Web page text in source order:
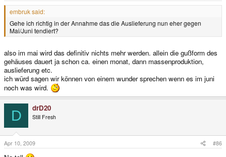
embruk said:
Gehe ich richtig in der Annahme das die Auslieferung nun eher gegen
Mai/Juni tendiert?
also im mai wird das definitiv nichts mehr werden. allein die gußform des
gehäuses dauert ja schon ca. einen monat, dann massenproduktion,
auslieferung etc.
ich würd sagen wir können von einem wunder sprechen wenn es im juni
noch was wird.
D drD20
Still Fresh
Apr 10, 2009 #86